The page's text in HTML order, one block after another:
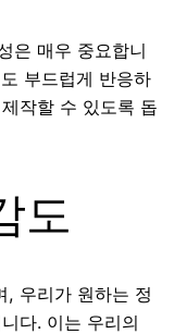
은 매우 중요합니
부드럽게 반응하
작할 수 있도록 돕
도
, 우리가 원하는 정
다. 이는 우리의